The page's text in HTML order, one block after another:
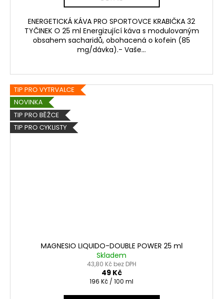
ENERGETICKÁ KÁVA PRO SPORTOVCE KRABIČKA 32
TYČINEK O 25 ml Energizující káva s modulovaným
obsahem sacharidů, obohacená o kofein (85
mg/dávka).- Vaše...
TIP PRO VYTRVALCE
NOVINKA
TIP PRO BĚŽCE
TIP PRO CYKLISTY
MAGNESIO LIQUIDO-DOUBLE POWER 25 ml
Skladem
43,80 Kč bez DPH
49 Kč
Měrná
196 Kč / 100 ml